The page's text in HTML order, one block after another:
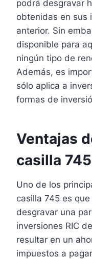
podrá desgravar
obtenidas en sus
anterior. Sin
disponible para
ningún tipo de
Además, es
sólo aplica a
formas de
Ventajas
casilla 745
Uno de los
casilla 745 es
desgravar una
inversiones RIC
resultar en un
impuestos a